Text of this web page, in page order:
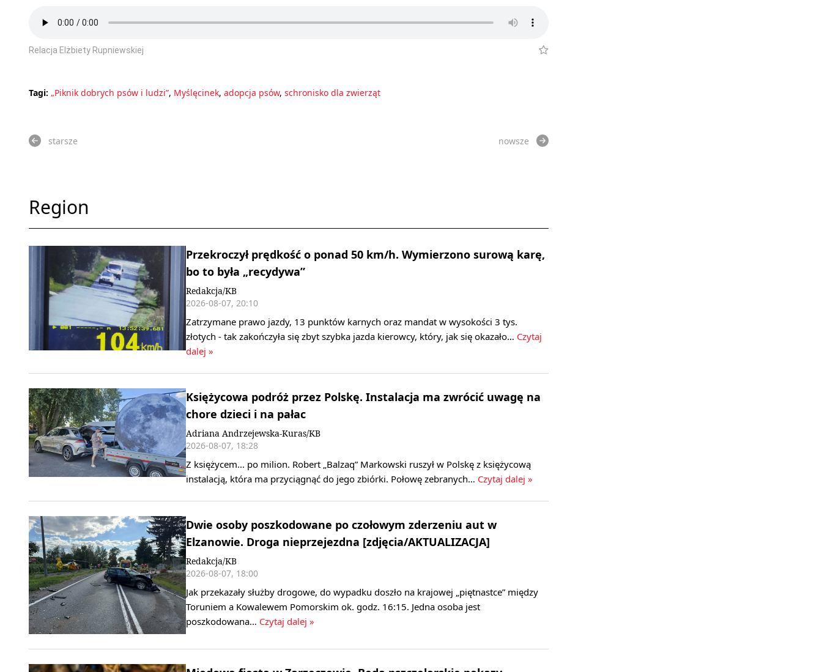
Relacja Elżbiety Rupniewskiej
Tagi: „Piknik dobrych psów i ludzi”, Myślęcinek, adopcja psów, schronisko dla zwierząt
starsze nowsze
Region
Przekroczył prędkość o ponad 50 km/h. Wymierzono surową karę,
bo to była „recydywa”
Redakcja/KB
2026-08-07, 20:10
Zatrzymane prawo jazdy, 13 punktów karnych oraz mandat w wysokości 3 tys.
złotych - tak zakończyła się zbyt szybka jazda kierowcy, który, jak się okazało… Czytaj
dalej »
Księżycowa podróż przez Polskę. Instalacja ma zwrócić uwagę na
chore dzieci i na pałac
Adriana Andrzejewska-Kuras/KB
2026-08-07, 18:28
Z księżycem... po milion. Robert „Balzaq” Markowski ruszył w Polskę z księżycową
instalacją, która ma przyciągnąć do jego zbiórki. Połowę zebranych… Czytaj dalej »
Dwie osoby poszkodowane po czołowym zderzeniu aut w
Elzanowie. Droga nieprzejezdna [zdjęcia/AKTUALIZACJA]
Redakcja/KB
2026-08-07, 18:00
Jak przekazały służby drogowe, do wypadku doszło na krajowej „piętnastce” między
Toruniem a Kowalewem Pomorskim ok. godz. 16:15. Jedna osoba jest
poszkodowana… Czytaj dalej »